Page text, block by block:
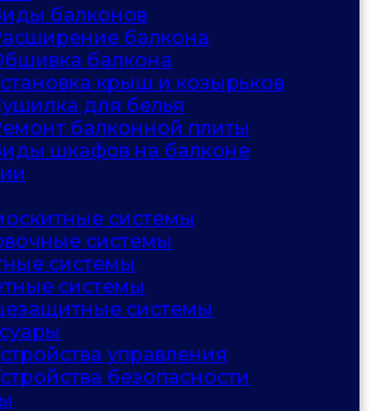
балконов
балкона
балкона
крыш и козырьков
для белья
балконной плиты
шкафов на балконе
системы
системы
системы
системы
системы
управления
безопасности